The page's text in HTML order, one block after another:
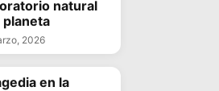
natural
planeta
2026
en la